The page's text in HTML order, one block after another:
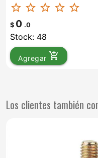
star_border star_border star_border star_border star_border
$ 0 .0
Stock: 48
Agregar add_shopping_cart
Los clientes también